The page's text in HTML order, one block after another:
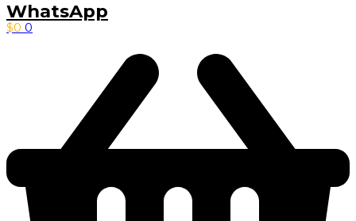
WhatsApp
$0 0